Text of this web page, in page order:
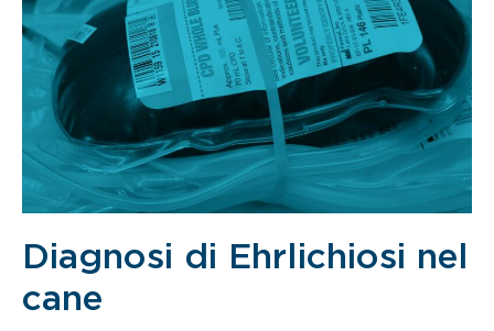
Diagnosi di Ehrlichiosi nel
cane